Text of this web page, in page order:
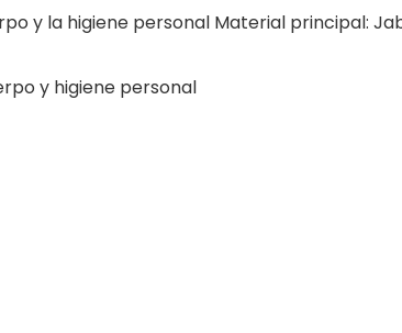
y la higiene personal Material principal:
y higiene personal